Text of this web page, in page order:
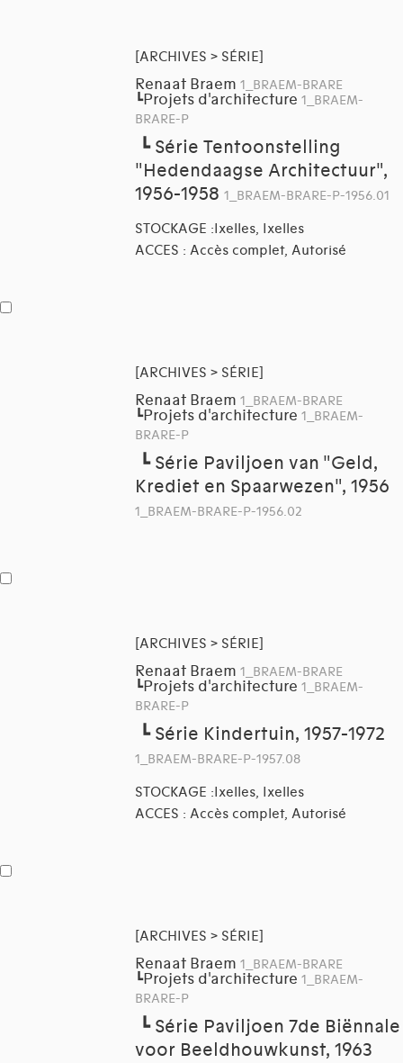
[ARCHIVES > SÉRIE]
Renaat Braem 1_BRAEM-BRARE
┗Projets d'architecture 1_BRAEM-
BRARE-P
┗ Série Tentoonstelling
"Hedendaagse Architectuur",
1956-1958 1_BRAEM-BRARE-P-1956.01
STOCKAGE :Ixelles, Ixelles
ACCES : Accès complet, Autorisé
[ARCHIVES > SÉRIE]
Renaat Braem 1_BRAEM-BRARE
┗Projets d'architecture 1_BRAEM-
BRARE-P
┗ Série Paviljoen van "Geld,
Krediet en Spaarwezen", 1956
1_BRAEM-BRARE-P-1956.02
[ARCHIVES > SÉRIE]
Renaat Braem 1_BRAEM-BRARE
┗Projets d'architecture 1_BRAEM-
BRARE-P
┗ Série Kindertuin, 1957-1972
1_BRAEM-BRARE-P-1957.08
STOCKAGE :Ixelles, Ixelles
ACCES : Accès complet, Autorisé
[ARCHIVES > SÉRIE]
Renaat Braem 1_BRAEM-BRARE
┗Projets d'architecture 1_BRAEM-
BRARE-P
┗ Série Paviljoen 7de Biënnale
voor Beeldhouwkunst, 1963